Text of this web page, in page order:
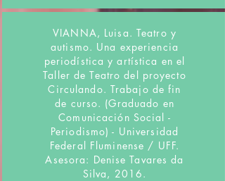
VIANNA, Luisa. Teatro y
autismo. Una experiencia
periodística y artística en el
Taller de Teatro del proyecto
Circulando. Trabajo de fin
de curso. (Graduado en
Comunicación Social -
Periodismo) - Universidad
Federal Fluminense / UFF.
Asesora: Denise Tavares da
Silva, 2016.